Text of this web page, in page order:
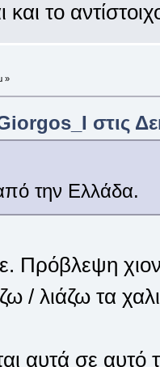
το
»
στις
την Ελλάδα.
Πρόβλεψη
/ λιάζω τα
αυτά σε